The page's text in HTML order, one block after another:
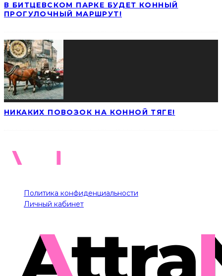
В БИТЦЕВСКОМ ПАРКЕ БУДЕТ КОННЫЙ
ПРОГУЛОЧНЫЙ МАРШРУТ!
НИКАКИХ ПОВОЗОК НА КОННОЙ ТЯГЕ!
Политика конфиденциальности
Личный кабинет